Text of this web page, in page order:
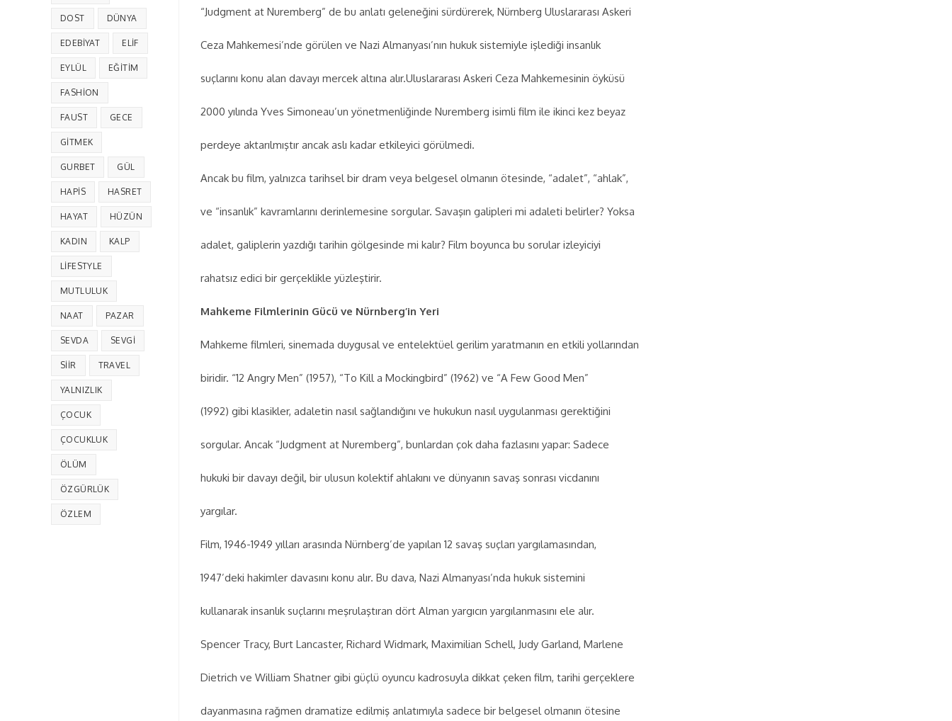
“Judgment at Nuremberg” de bu anlatı geleneğini sürdürerek, Nürnberg Uluslararası Askeri
Ceza Mahkemesi’nde görülen ve Nazi Almanyası’nın hukuk sistemiyle işlediği insanlık
suçlarını konu alan davayı mercek altına alır.Uluslararası Askeri Ceza Mahkemesinin öyküsü
2000 yılında Yves Simoneau’un yönetmenliğinde Nuremberg isimli film ile ikinci kez beyaz
perdeye aktarılmıştır ancak aslı kadar etkileyici görülmedi.
Ancak bu film, yalnızca tarihsel bir dram veya belgesel olmanın ötesinde, “adalet”, “ahlak”,
ve “insanlık” kavramlarını derinlemesine sorgular. Savaşın galipleri mi adaleti belirler? Yoksa
adalet, galiplerin yazdığı tarihin gölgesinde mi kalır? Film boyunca bu sorular izleyiciyi
rahatsız edici bir gerçeklikle yüzleştirir.
Mahkeme Filmlerinin Gücü ve Nürnberg’in Yeri
Mahkeme filmleri, sinemada duygusal ve entelektüel gerilim yaratmanın en etkili yollarından
biridir. “12 Angry Men” (1957), “To Kill a Mockingbird” (1962) ve “A Few Good Men”
(1992) gibi klasikler, adaletin nasıl sağlandığını ve hukukun nasıl uygulanması gerektiğini
sorgular. Ancak “Judgment at Nuremberg”, bunlardan çok daha fazlasını yapar: Sadece
hukuki bir davayı değil, bir ulusun kolektif ahlakını ve dünyanın savaş sonrası vicdanını
yargılar.
Film, 1946-1949 yılları arasında Nürnberg’de yapılan 12 savaş suçları yargılamasından,
1947’deki hakimler davasını konu alır. Bu dava, Nazi Almanyası’nda hukuk sistemini
kullanarak insanlık suçlarını meşrulaştıran dört Alman yargıcın yargılanmasını ele alır.
Spencer Tracy, Burt Lancaster, Richard Widmark, Maximilian Schell, Judy Garland, Marlene
Dietrich ve William Shatner gibi güçlü oyuncu kadrosuyla dikkat çeken film, tarihi gerçeklere
dayanmasına rağmen dramatize edilmiş anlatımıyla sadece bir belgesel olmanın ötesine
DOST DÜNYA
EDEBIYAT ELIF
EYLÜL EĞITIM
FASHION
FAUST GECE
GITMEK
GURBET GÜL
HAPIS HASRET
HAYAT HÜZÜN
KADIN KALP
LIFESTYLE
MUTLULUK
NAAT PAZAR
SEVDA SEVGI
SIIR TRAVEL
YALNIZLIK
ÇOCUK
ÇOCUKLUK
ÖLÜM
ÖZGÜRLÜK
ÖZLEM